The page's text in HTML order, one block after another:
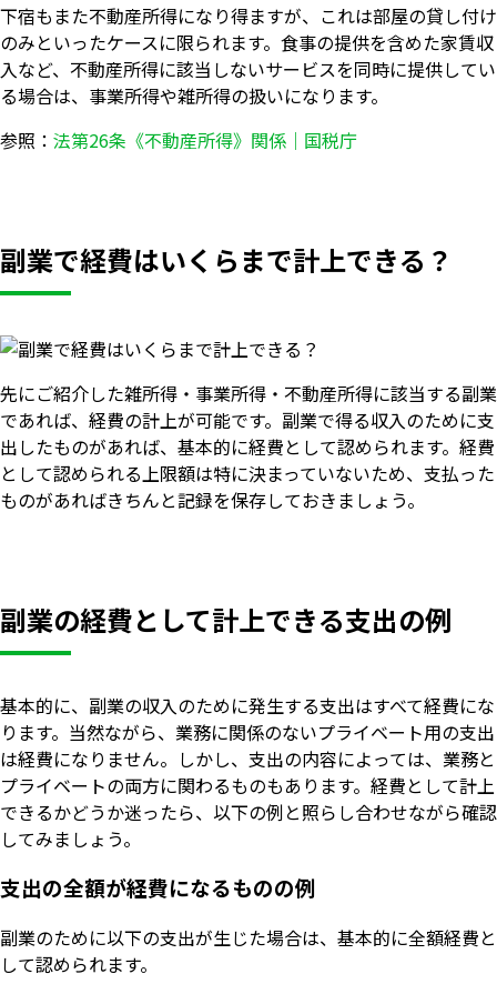
下宿もまた不動産所得になり得ますが、これは部屋の貸し付け
のみといったケースに限られます。食事の提供を含めた家賃収
入など、不動産所得に該当しないサービスを同時に提供してい
る場合は、事業所得や雑所得の扱いになります。
参照： 法第26条《不動産所得》関係｜国税庁
副業で経費はいくらまで計上できる？
先にご紹介した雑所得・事業所得・不動産所得に該当する副業
であれば、経費の計上が可能です。副業で得る収入のために支
出したものがあれば、基本的に経費として認められます。経費
として認められる上限額は特に決まっていないため、支払った
ものがあればきちんと記録を保存しておきましょう。
副業の経費として計上できる支出の例
基本的に、副業の収入のために発生する支出はすべて経費にな
ります。当然ながら、業務に関係のないプライベート用の支出
は経費になりません。しかし、支出の内容によっては、業務と
プライベートの両方に関わるものもあります。経費として計上
できるかどうか迷ったら、以下の例と照らし合わせながら確認
してみましょう。
支出の全額が経費になるものの例
副業のために以下の支出が生じた場合は、基本的に全額経費と
して認められます。